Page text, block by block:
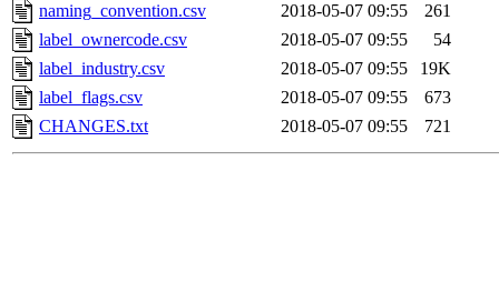
naming_convention.csv
2018-05-07 09:55
261
label_ownercode.csv
2018-05-07 09:55
54
label_industry.csv
2018-05-07 09:55
19K
label_flags.csv
2018-05-07 09:55
673
CHANGES.txt
2018-05-07 09:55 721